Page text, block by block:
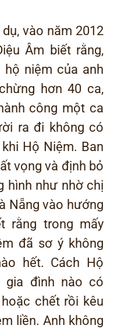
vào năm 2012
Âm biết rằng,
niệm của anh
hơn 40 ca,
công một ca
ra đi không có
Hộ Niệm. Ban
vọng và định bỏ
hình như nhờ chị
Nẵng vào hướng
rằng trong mấy
đã sơ ý không
hết. Cách Hộ
gia đình nào có
chết rồi kêu
liền. Anh không